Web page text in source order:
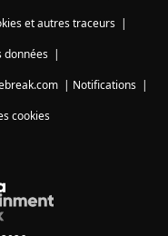
et autres traceurs|
données|
| Notifications |
cookies